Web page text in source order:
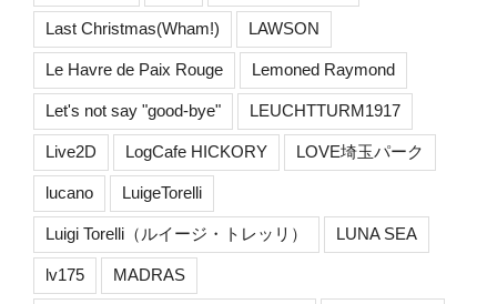
Last Christmas(Wham!) LAWSON
Le Havre de Paix Rouge Lemoned Raymond
Let's not say "good-bye" LEUCHTTURM1917
Live2D LogCafe HICKORY LOVE埼玉パーク
lucano LuigeTorelli
Luigi Torelli（ルイージ・トレッリ） LUNA SEA
lv175 MADRAS